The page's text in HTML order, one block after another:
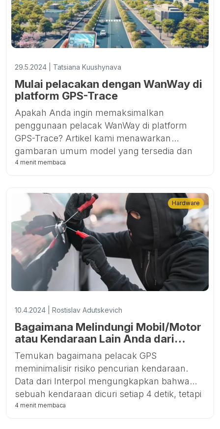
29.5.2024 | Tatsiana Kuushynava
Mulai pelacakan dengan WanWay di
platform GPS-Trace
Apakah Anda ingin memaksimalkan
penggunaan pelacak WanWay di platform
GPS-Trace? Artikel kami menawarkan
gambaran umum model yang tersedia dan
menyediakan instruksi rinci dengan perintah
transportasi atau properti lainnya
menggunakan aplikasi Ruhavik, Petovik, atau
Forguard, dan mulailah mengelola aset Anda
dengan lebih efektif hari ini!
4 menit membaca
10.4.2024 | Rostislav Adutskevich
Bagaimana Melindungi Mobil/Motor
atau Kendaraan Lain Anda dari
Pencurian dengan Pelacak GPS?
Temukan bagaimana pelacak GPS
meminimalisir risiko pencurian kendaraan.
Data dari Interpol mengungkapkan bahwa
sebuah kendaraan dicuri setiap 4 detik, tetapi
pemasangan pelacak GPS dapat mengurangi
Hardware
4 menit membaca